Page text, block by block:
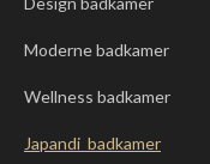
Moderne badkamer
Wellness badkamer
Japandi badkamer